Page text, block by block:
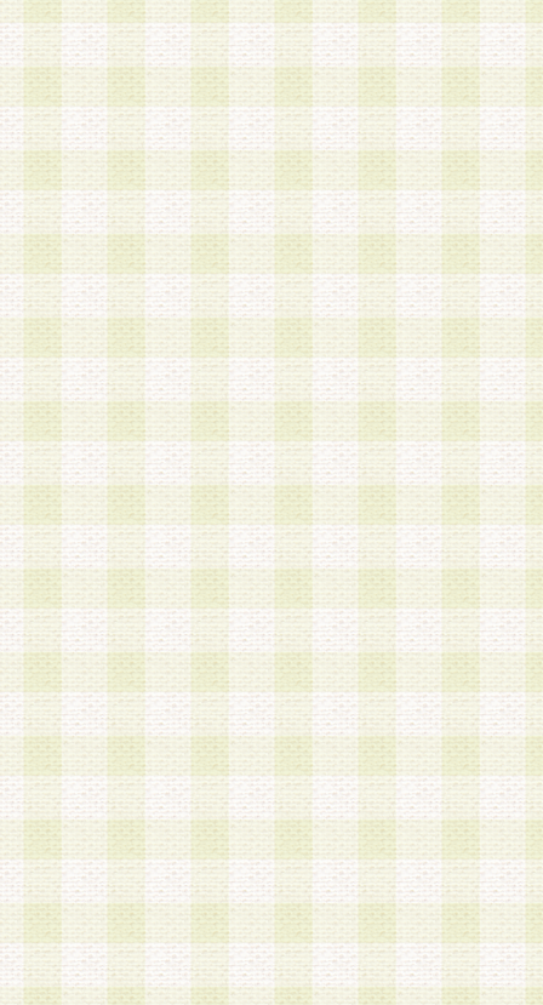
a.既に登録されている会員と同一のメールアドレ
録する場合
b.本サービスと同様のサービスを提供している企
業に従事していると思われる本人またはその家族
場合
c.その他当社が不適切と判断する場合
2.当社は、会員登録希望者を会員として承認する
した 場合、会員登録希望者による会員登録手続
による承認後の場合であっても、会員登録の取り
の抹消を、当社が適切と判 断する方法・手段に
とができるものとします。
3.会員登録希望者が18歳未満、成年被後見人、被
人 である場合は、親権者などの法定代理人の同
録を行うものとします。なお、義務教育学齢に該
者については、登録時に 当社が別途定める方法
権者による承認手続きを行うものとします。
第3条 会員の登録方法
1.会員登録手続きは、会員登録希望者本人が行う
る登録は一切認められないものとします。
2.会員登録希望者は、本規約に同意の後、当社指
画 面」において、当社が指定する必要事項を入
を行うものとします。当社は、会員登録を承認し
会員として本サービスを 受けるためのログイン
を付与します。
3.会員は、会員登録の際に申告する登録情報の全
いかなる虚偽の申告をも行ってはならないものと
4.会員は、複数のログインＩＤおよびパスワード
いものとします。